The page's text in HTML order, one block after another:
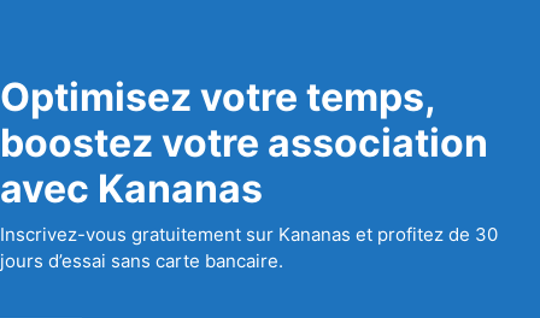
Optimisez votre temps,
boostez votre association
avec Kananas
Inscrivez-vous gratuitement sur Kananas et profitez de 30
jours d’essai sans carte bancaire.